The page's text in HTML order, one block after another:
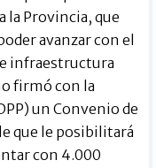
la Provincia, que
avanzar con el
e infraestructura
firmó con la
un Convenio de
que le posibilitará
con 4.000